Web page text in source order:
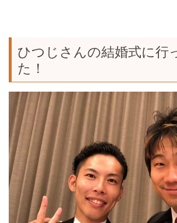
ひつじさんの結婚式に行
た！